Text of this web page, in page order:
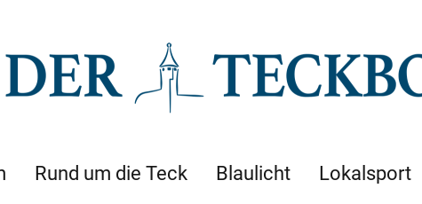
Rund um die Teck Blaulicht Lokalsport